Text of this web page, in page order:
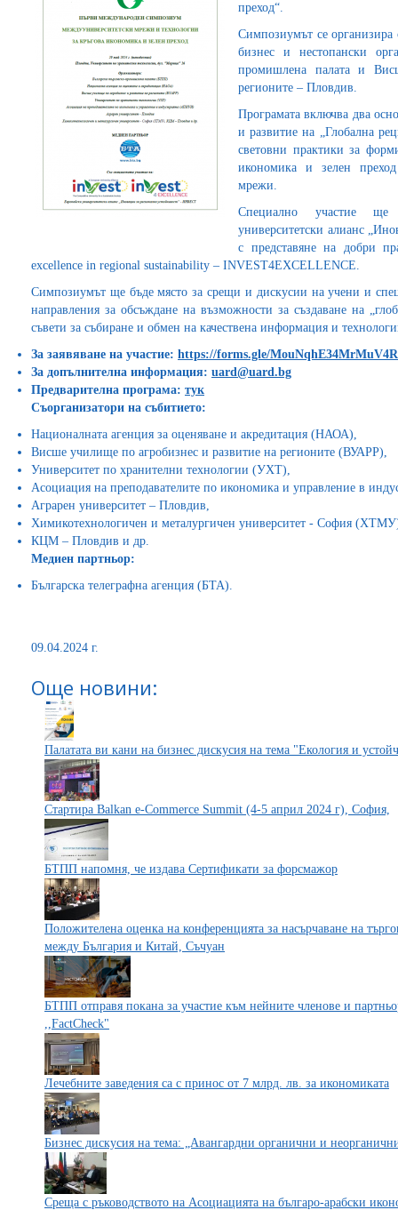
преход“.
Симпозиумът се организира
бизнес и нестопански
промишлена палата и
регионите – Пловдив.
Програмата включва два
и развитие на „Глобална
световни практики за
икономика и зелен
мрежи.
Специално участие ще
университетски алианс
с представяне на добри
excellence in regional sustainability – INVEST4EXCELLENCE.
Симпозиумът ще бъде място за срещи и дискусии на учени и
направления за обсъждане на възможности за създаване на
съвети за събиране и обмен на качествена информация и
За заявяване на участие: https://forms.gle/
За допълнителна информация: uard@uard.bg
Предварителна програма: тук
Съорганизатори на събитието:
Националната агенция за оценяване и акредитация (НАОА),
Висше училище по агробизнес и развитие на регионите (ВУАРР),
Университет по хранителни технологии (УХТ),
Асоциация на преподавателите по икономика и управление в
Аграрен университет – Пловдив,
Химикотехнологичен и металургичен университет - София
КЦМ – Пловдив и др.
Медиен партньор:
Българска телеграфна агенция (БТА).
09.04.2024 г.
Още новини:
Палатата ви кани на бизнес дискусия на тема "Екология и
Стартира Balkan e-Commerce Summit (4-5 април 2024 г), София,
БТПП напомня, че издава Сертификати за форсмажор
Положителена оценка на конференцията за насърчаване на
между България и Китай, Съчуан
БТПП отправя покана за участие към нейните членове и
,,FactCheck"
Лечебните заведения са с принос от 7 млрд. лв. за икономиката
Бизнес дискусия на тема: „Авангардни органични и
Среща с ръководството на Асоциацията на българо-арабски